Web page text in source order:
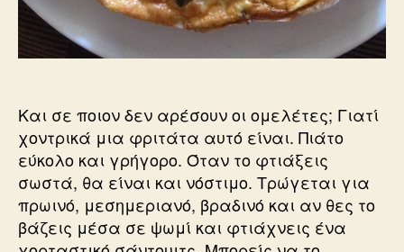
Και σε ποιον δεν αρέσουν οι ομελέτες; Γιατί
χοντρικά μια φριτάτα αυτό είναι. Πιάτο
εύκολο και γρήγορο. Όταν το φτιάξεις
σωστά, θα είναι και νόστιμο. Τρώγεται για
πρωινό, μεσημεριανό, βραδινό και αν θες το
βάζεις μέσα σε ψωμί και φτιάχνεις ένα